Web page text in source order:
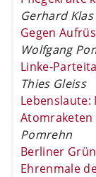
Gerhard Klas
Gegen
Wolfgang
Linke-
Thies Gleiss
Lebenslaute:
Pomrehn
Berliner
Ehrenmale